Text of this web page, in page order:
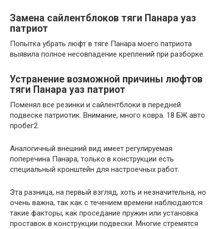
Замена сайлентблоков тяги Панара уаз
патриот
Попытка убрать люфт в тяге Панара моего патриота
выявила полное несовпадение креплений при разборке.
Устранение возможной причины люфтов
тяги Панара уаз патриот
Поменял все резинки и сайлентблоки в передней
подвеске патриотик. Внимание, много ковра. 18 БЖ авто
пробег2.
Аналогичный внешний вид имеет регулируемая
поперечина Панара, только в конструкции есть
специальный кронштейн для настроечных работ.
Эта разница, на первый взгляд, хоть и незначительна, но
очень важна, так как с течением времени наблюдаются
такие факторы, как проседание пружин или установка
проставок в конструкции подвески. Многие стремятся